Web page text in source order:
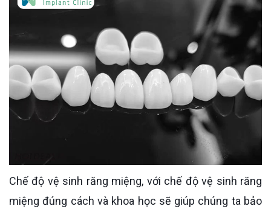
Chế độ vệ sinh răng miệng, với chế độ vệ sinh răng
miệng đúng cách và khoa học sẽ giúp chúng ta bảo